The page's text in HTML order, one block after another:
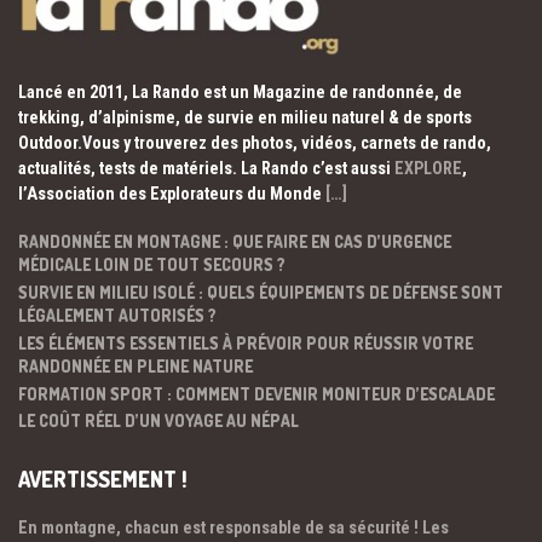
Lancé en 2011, La Rando est un Magazine de randonnée, de
trekking, d’alpinisme, de survie en milieu naturel & de sports
Outdoor.Vous y trouverez des photos, vidéos, carnets de rando,
actualités, tests de matériels. La Rando c’est aussi EXPLORE,
l’Association des Explorateurs du Monde […]
RANDONNÉE EN MONTAGNE : QUE FAIRE EN CAS D’URGENCE
MÉDICALE LOIN DE TOUT SECOURS ?
SURVIE EN MILIEU ISOLÉ : QUELS ÉQUIPEMENTS DE DÉFENSE SONT
LÉGALEMENT AUTORISÉS ?
LES ÉLÉMENTS ESSENTIELS À PRÉVOIR POUR RÉUSSIR VOTRE
RANDONNÉE EN PLEINE NATURE
FORMATION SPORT : COMMENT DEVENIR MONITEUR D’ESCALADE
LE COÛT RÉEL D’UN VOYAGE AU NÉPAL
AVERTISSEMENT !
En montagne, chacun est responsable de sa sécurité ! Les